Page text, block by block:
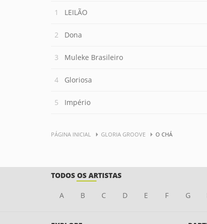
LEILÃO
Dona
Muleke Brasileiro
Gloriosa
Império
PÁGINA INICIAL GLORIA GROOVE O CHÁ
TODOS OS ARTISTAS
A B C D E F G